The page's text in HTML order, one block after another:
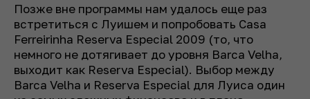
Позже вне программы нам удалось еще раз
встретиться с Луишем и попробовать Casa
Ferreirinha Reserva Especial 2009 (то, что
немного не дотягивает до уровня Barca Velha,
выходит как Reserva Especial). Выбор между
Barca Velha и Reserva Especial для Луиса один